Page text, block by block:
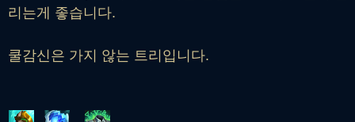
리는게 좋습니다.
쿨감신은 가지 않는 트리입니다.